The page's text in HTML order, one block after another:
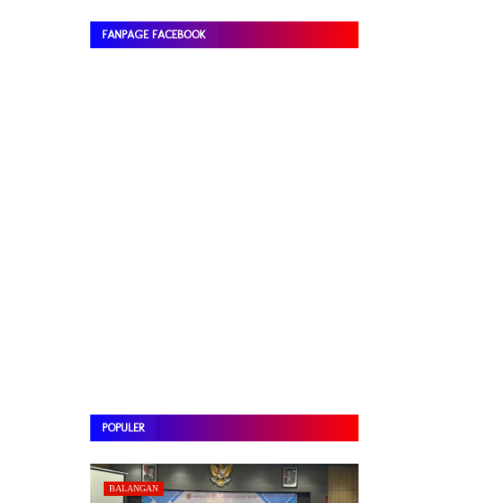
FANPAGE FACEBOOK
POPULER
BALANGAN